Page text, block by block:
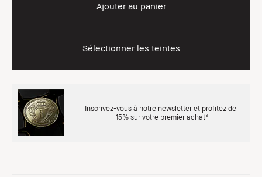
Ajouter au panier
Sélectionner les teintes
Inscrivez-vous à notre newsletter et profitez de
-15% sur votre premier achat*